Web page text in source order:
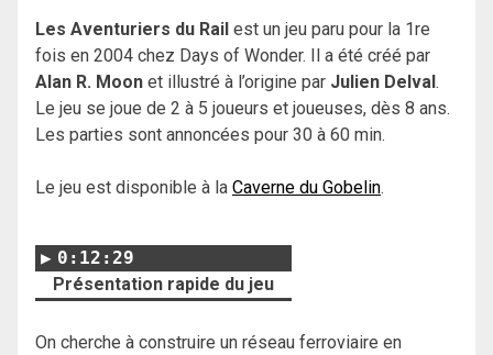
Les Aventuriers du Rail est un jeu paru pour la 1re
fois en 2004 chez Days of Wonder. Il a été créé par
Alan R. Moon et illustré à l’origine par Julien Delval.
Le jeu se joue de 2 à 5 joueurs et joueuses, dès 8 ans.
Les parties sont annoncées pour 30 à 60 min.
Le jeu est disponible à la Caverne du Gobelin.
0:12:29
Présentation rapide du jeu
On cherche à construire un réseau ferroviaire en